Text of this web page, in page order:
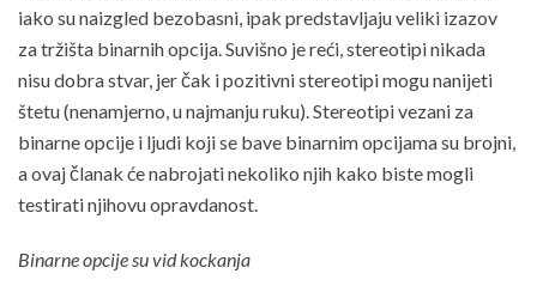
iako su naizgled bezobasni, ipak predstavljaju veliki izazov
za tržišta binarnih opcija. Suvišno je reći, stereotipi nikada
nisu dobra stvar, jer čak i pozitivni stereotipi mogu nanijeti
štetu (nenamjerno, u najmanju ruku). Stereotipi vezani za
binarne opcije i ljudi koji se bave binarnim opcijama su brojni,
a ovaj članak će nabrojati nekoliko njih kako biste mogli
testirati njihovu opravdanost.
Binarne opcije su vid kockanja